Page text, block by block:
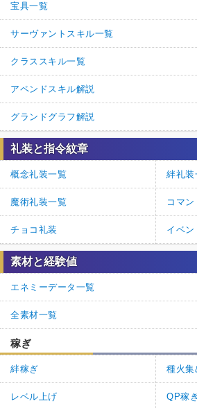
宝具一覧
サーヴァントスキル一覧
クラススキル一覧
アペンドスキル解説
グランドグラフ解説
礼装と指令紋章
概念礼装一覧 絆礼装
魔術礼装一覧 コマン
チョコ礼装 イベン
素材と経験値
エネミーデータ一覧
全素材一覧
稼ぎ
絆稼ぎ 種火集
レベル上げ QP稼